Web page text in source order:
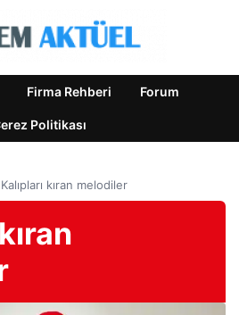
Firma Rehberi Forum
Politikası
Kalıpları kıran melodiler